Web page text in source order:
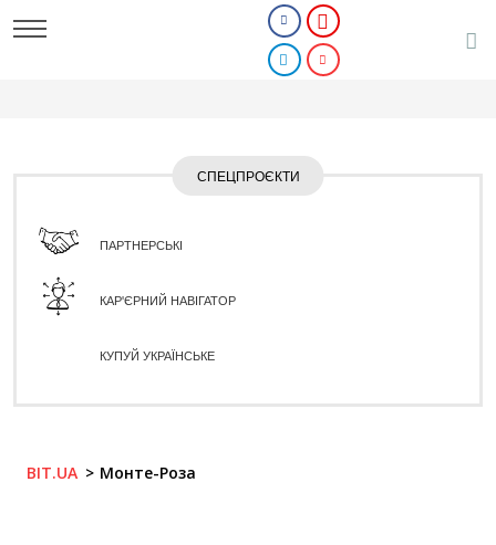
СПЕЦПРОЄКТИ
ПАРТНЕРСЬКІ
КАР'ЄРНИЙ НАВІГАТОР
КУПУЙ УКРАЇНСЬКЕ
BIT.UA Монте-Роза